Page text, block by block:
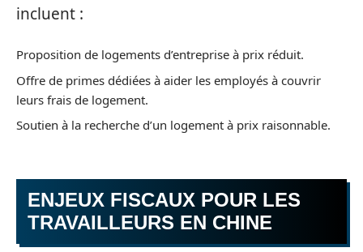
incluent :
Proposition de logements d’entreprise à prix réduit.
Offre de primes dédiées à aider les employés à couvrir
leurs frais de logement.
Soutien à la recherche d’un logement à prix raisonnable.
ENJEUX FISCAUX POUR LES
TRAVAILLEURS EN CHINE